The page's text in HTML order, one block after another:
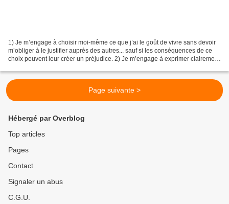
1) Je m’engage à choisir moi-même ce que j’ai le goût de vivre sans devoir
m’obliger à le justifier auprès des autres... sauf si les conséquences de ce
choix peuvent leur créer un préjudice. 2) Je m’engage à exprimer clairement
Page suivante >
Hébergé par Overblog
Top articles
Pages
Contact
Signaler un abus
C.G.U.